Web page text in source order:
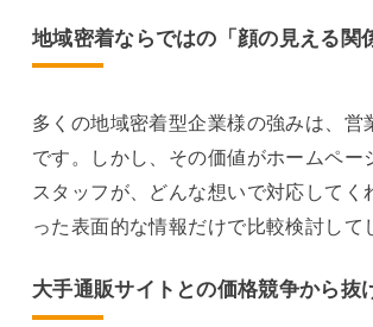
地域密着ならではの「顔の見える関
多くの地域密着型企業様の強みは、
です。しかし、その価値がホームペ
スタッフが、どんな想いで対応して
った表面的な情報だけで比較検討し
大手通販サイトとの価格競争から抜